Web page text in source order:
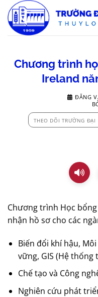
qua
nội
Chương trình
Ireland
ĐĂNG
THEO DÕI TRƯỜNG ĐẠI
Chương trình Học
nhận hồ sơ cho các
Biến đổi khí hậu,
vững, GIS (Hệ thống
Chế tạo và Công
Nghiên cứu phát